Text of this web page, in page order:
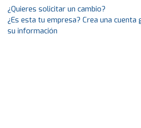
¿Quieres solicitar un cambio?
¿Es esta tu empresa? Crea una
su información